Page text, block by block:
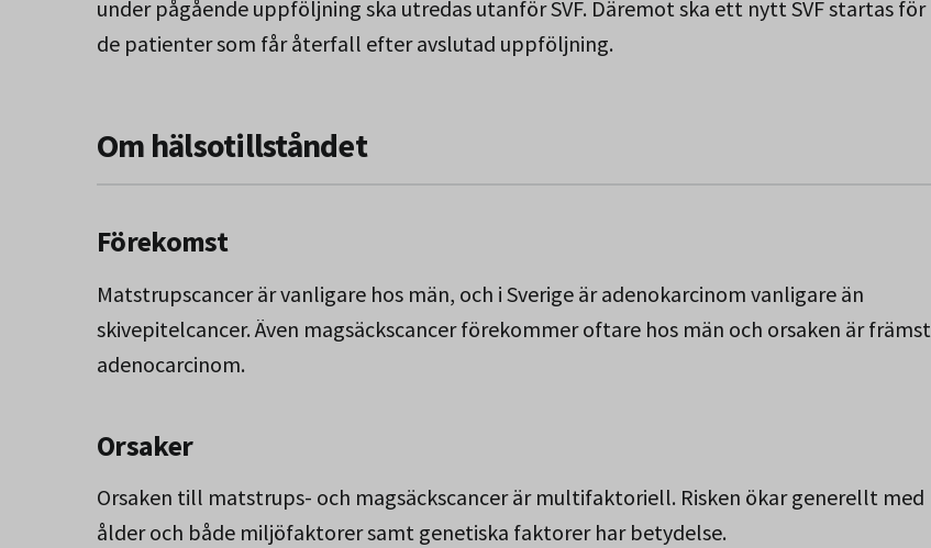
under pågående uppföljning ska utredas utanför SVF. Däremot ska ett nytt SVF startas för
de patienter som får återfall efter avslutad uppföljning.
Om hälsotillståndet
Förekomst
Matstrupscancer är vanligare hos män, och i Sverige är adenokarcinom vanligare än
skivepitelcancer. Även magsäckscancer förekommer oftare hos män och orsaken är främst
adenocarcinom.
Orsaker
Orsaken till matstrups- och magsäckscancer är multifaktoriell. Risken ökar generellt med
ålder och både miljöfaktorer samt genetiska faktorer har betydelse.